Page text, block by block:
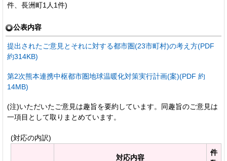
件、長洲町1人1件)
公表内容
提出されたご意見とそれに対する都市圏(23市町村)の考え方(PDF
約314KB)
第2次熊本連携中枢都市圏地球温暖化対策実行計画(案)(PDF 約
14MB)
(注)いただいたご意見は趣旨を要約しています。同趣旨のご意見は
一項目として取りまとめています。
(対応の内訳)
対応内容
件